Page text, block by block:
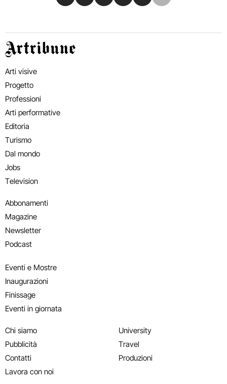
Artribune
Arti visive
Progetto
Professioni
Arti performative
Editoria
Turismo
Dal mondo
Jobs
Television
Abbonamenti
Magazine
Newsletter
Podcast
Eventi e Mostre
Inaugurazioni
Finissage
Eventi in giornata
Chi siamo
Pubblicità
Contatti
Lavora con noi
University
Travel
Produzioni